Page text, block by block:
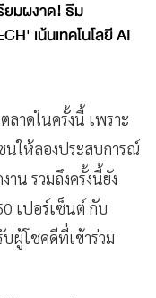
ยมผงาด! ธีม
เน้นเทคโนโลยี AI
าดในครั้งนี้ เพราะ
นให้ลองประสบการณ์
น รวมถึงครั้งนี้ยัง
เปอร์เซ็นต์ กับ
ผู้โชคดีที่เข้าร่วม